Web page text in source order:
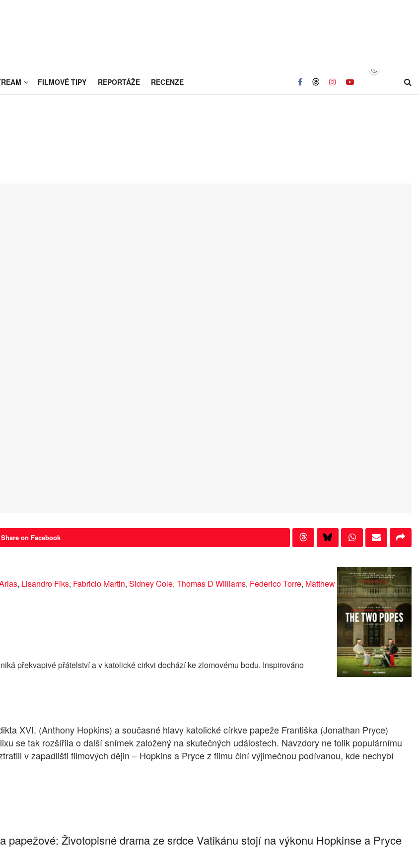
FILMOVÉ TIPY REPORTÁŽE RECENZE
Share on Facebook
, Lisandro Fiks, Fabricio Martin, Sidney Cole, Thomas D Williams, Federico Torre, Matthew
překvapivé přátelství a v katolické cirkvi dochází ke zlomovému bodu. Inspirováno
XVI. (Anthony Hopkins) a současné hlavy katolické církve papeže Františka (Jonathan Pryce)
se tak rozšířila o další snímek založený na skutečných událostech. Navzdory ne tolik populárnímu
v zapadlišti filmových dějin – Hopkins a Pryce z filmu činí výjimečnou podívanou, kde nechybí
papežové: Životopisné drama ze srdce Vatikánu stojí na výkonu Hopkinse a Pryce